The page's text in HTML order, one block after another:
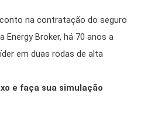
na contratação do seguro
Energy Broker, há 70 anos a
em duas rodas de alta
e faça sua simulação